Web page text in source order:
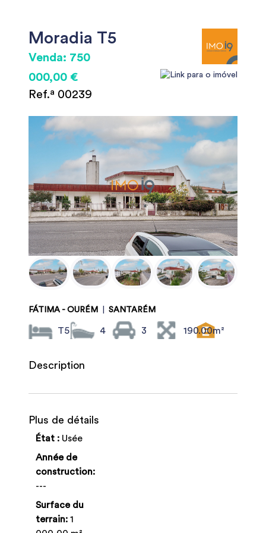
Moradia T5
Venda: 750
000,00 €
Ref.ª 00239
FÁTIMA - OURÉM SANTARÉM
T5 4 3 190.00m²
Description
Plus de détails
État : Usée
Année de
construction:
---
Surface du
terrain: 1